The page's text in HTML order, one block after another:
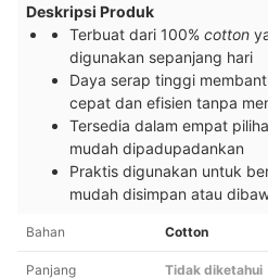
Deskripsi Produk
Terbuat dari 100% cotton
digunakan sepanjang hari
Daya serap tinggi
cepat dan efisien tanpa
Tersedia dalam empat
mudah dipadupadankan
Praktis digunakan untuk
mudah disimpan atau
Bahan Cotton
Panjang Tidak diketahui